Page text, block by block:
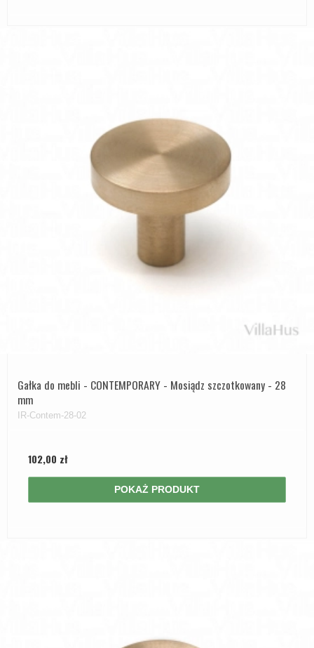
Gałka do mebli - CONTEMPORARY - Mosiądz szczotkowany - 28
mm
IR-Contem-28-02
102,00 zł
POKAŻ PRODUKT